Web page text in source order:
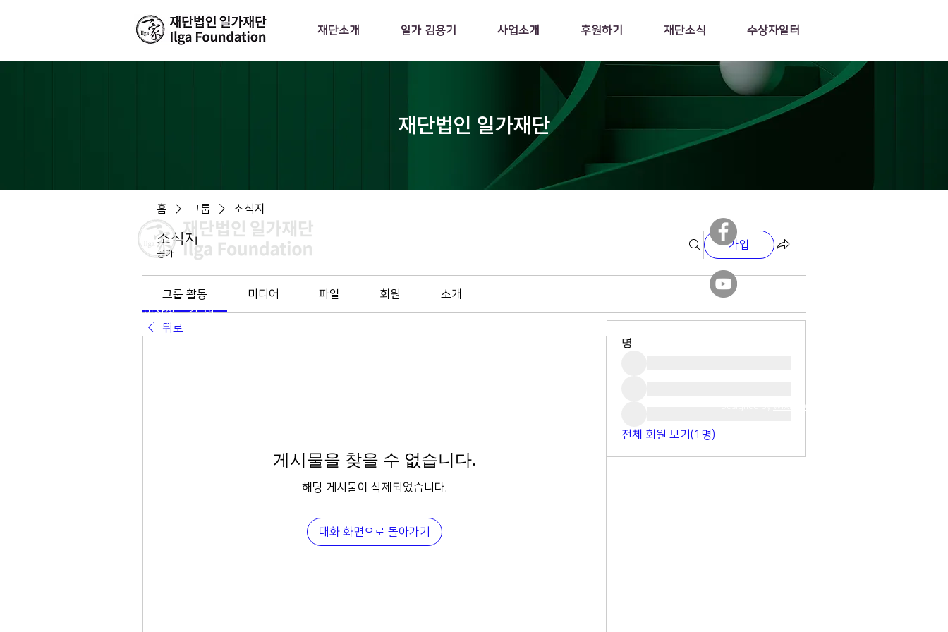
재단소개 일가 김용기 사업소개 후원하기 재단소식 수상자일터
재단법인 일가재단
홈 그룹 소식지
소식지
공개
가입
그룹 활동 미디어 파일 회원 소개
뒤로
게시물을 찾을 수 없습니다.
해당 게시물이 삭제되었습니다.
대화 화면으로 돌아가기
명
전체 회원 보기(1명)
​일가재단 페이스북
이사장 : 김 현
전 화 : 02-564-5990 | 팩스 : 02-564-5991
주 소 : 서울시 종로구 율곡로 190, 407호 (연지동, 여전도회관) (우)
WIXPRO